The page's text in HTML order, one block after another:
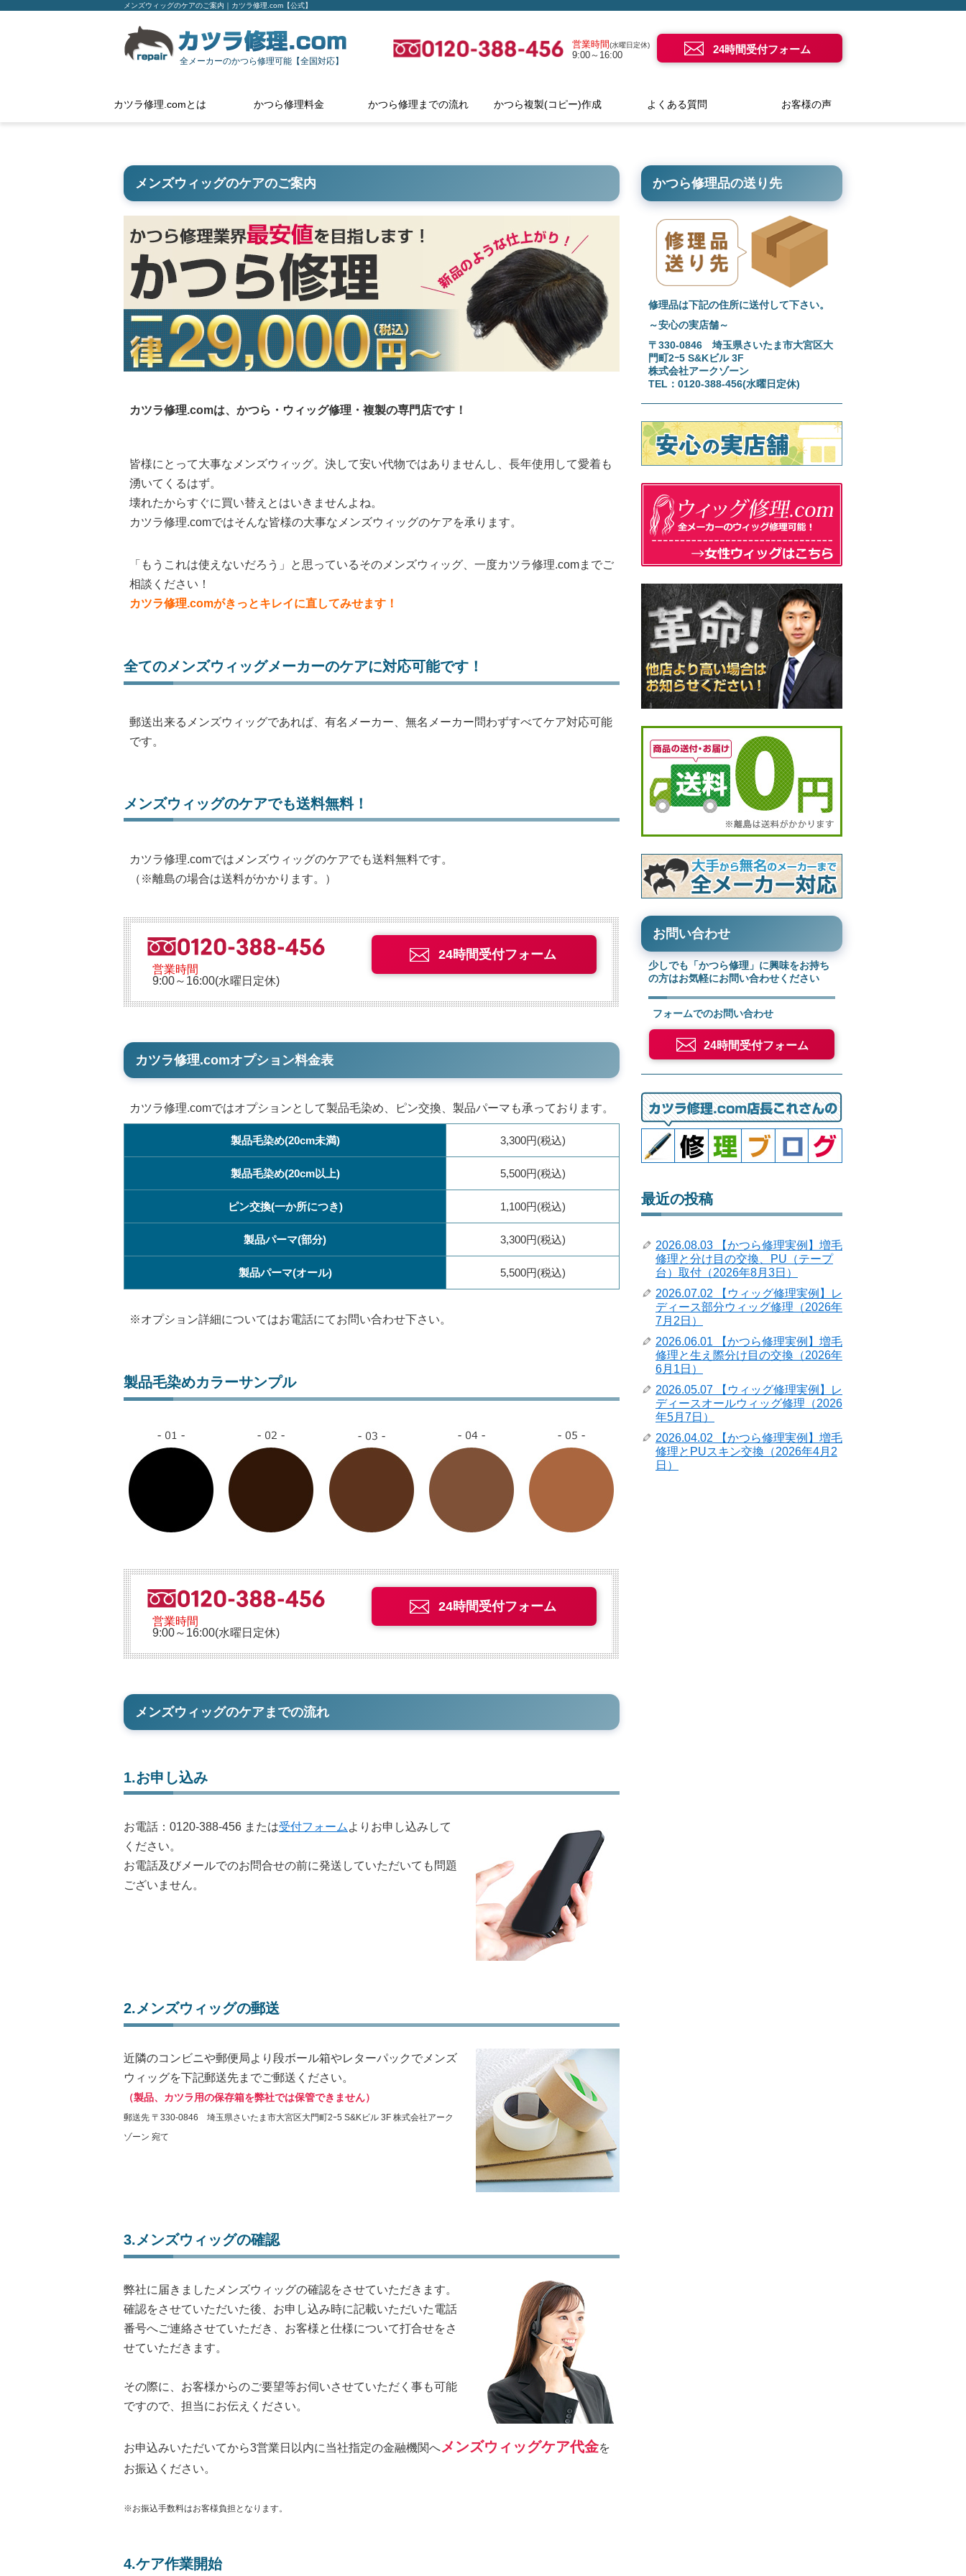
メンズウィッグのケアのご案内｜カツラ修理.com【公式】
全メーカーのかつら修理可能【全国対応】
営業時間(水曜日定休)
9:00～16:00 24時間受付フォーム
カツラ修理.comとは かつら修理料金 かつら修理までの流れ かつら複製(コピー)作成 よくある質問 お客様の声
メンズウィッグのケアのご案内
カツラ修理.comは、かつら・ウィッグ修理・複製の専門店です！
皆様にとって大事なメンズウィッグ。決して安い代物ではありませんし、長年使用して愛着も
湧いてくるはず。
壊れたからすぐに買い替えとはいきませんよね。
カツラ修理.comではそんな皆様の大事なメンズウィッグのケアを承ります。
「もうこれは使えないだろう」と思っているそのメンズウィッグ、一度カツラ修理.comまでご
相談ください！
カツラ修理.comがきっとキレイに直してみせます！
全てのメンズウィッグメーカーのケアに対応可能です！
郵送出来るメンズウィッグであれば、有名メーカー、無名メーカー問わずすべてケア対応可能
です。
メンズウィッグのケアでも送料無料！
カツラ修理.comではメンズウィッグのケアでも送料無料です。
（※離島の場合は送料がかかります。）
営業時間
9:00～16:00(水曜日定休)
24時間受付フォーム
カツラ修理.comオプション料金表
カツラ修理.comではオプションとして製品毛染め、ピン交換、製品パーマも承っております。
製品毛染め(20cm未満) 3,300円(税込)
製品毛染め(20cm以上) 5,500円(税込)
ピン交換(一か所につき) 1,100円(税込)
製品パーマ(部分) 3,300円(税込)
製品パーマ(オール) 5,500円(税込)
※オプション詳細についてはお電話にてお問い合わせ下さい。
製品毛染めカラーサンプル
営業時間
9:00～16:00(水曜日定休)
24時間受付フォーム
メンズウィッグのケアまでの流れ
1.お申し込み
お電話： 0120-388-456 または受付フォーム よりお申し込みして
ください。
お電話及びメールでのお問合せの前に発送していただいても問題
ございません。
2.メンズウィッグの郵送
近隣のコンビニや郵便局より段ボール箱やレターパックでメンズ
ウィッグを下記郵送先までご郵送ください。
（製品、カツラ用の保存箱を弊社では保管できません）
郵送先 〒330-0846 埼玉県さいたま市大宮区大門町2ｰ5 S&Kビル 3F 株式会社アーク
ゾーン 宛て
3.メンズウィッグの確認
弊社に届きましたメンズウィッグの確認をさせていただきます。
確認をさせていただいた後、お申し込み時に記載いただいた電話
番号へご連絡させていただき、お客様と仕様について打合せをさ
せていただきます。
その際に、お客様からのご要望等お伺いさせていただく事も可能
ですので、担当にお伝えください。
お申込みいただいてから3営業日以内に当社指定の金融機関へメンズウィッグケア代金を
お振込ください。
※お振込手数料はお客様負担となります。
4.ケア作業開始
かつら修理品の送り先
修理品は下記の住所に送付して下さい。
～安心の実店舗～
〒330-0846 埼玉県さいたま市大宮区大
門町2ｰ5 S&Kビル 3F
株式会社アークゾーン
TEL：0120-388-456(水曜日定休)
お問い合わせ
少しでも「かつら修理」に興味をお持ち
の方はお気軽にお問い合わせください
フォームでのお問い合わせ
24時間受付フォーム
最近の投稿
2026.08.03 【かつら修理実例】増毛
修理と分け目の交換、PU（テープ
台）取付（2026年8月3日）
2026.07.02 【ウィッグ修理実例】レ
ディース部分ウィッグ修理（2026年
7月2日）
2026.06.01 【かつら修理実例】増毛
修理と生え際分け目の交換（2026年
6月1日）
2026.05.07 【ウィッグ修理実例】レ
ディースオールウィッグ修理（2026
年5月7日）
2026.04.02 【かつら修理実例】増毛
修理とPUスキン交換（2026年4月2
日）